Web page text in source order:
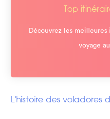
L'histoire des voladores
Top
Découvrez les meilleures
voyage